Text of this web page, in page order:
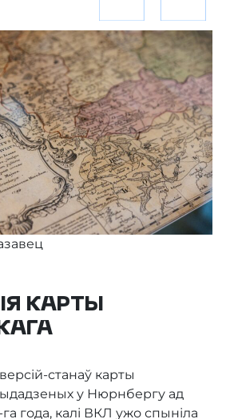
КАРТЫ
станаў карты
у Нюрнбергу ад
га года, калі ВКЛ ужо спыніла